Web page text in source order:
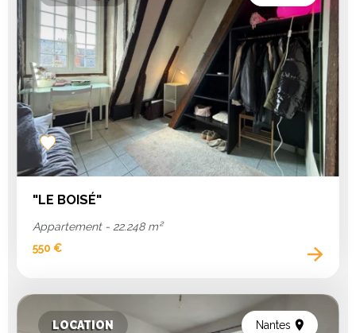
Add
to
favorites
"LE BOISÉ"
Appartement - 22.248 m²
550 €
LOCATION Nantes